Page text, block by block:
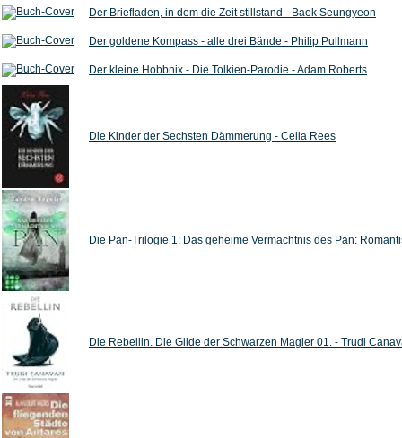
Der Briefladen, in dem die Zeit stillstand - Baek Seungyeon
Der goldene Kompass - alle drei Bände - Philip Pullmann
Der kleine Hobbnix - Die Tolkien-Parodie - Adam Roberts
Die Kinder der Sechsten Dämmerung - Celia Rees
Die Pan-Trilogie 1: Das geheime Vermächtnis des Pan:
Die Rebellin. Die Gilde der Schwarzen Magier 01. - Trudi